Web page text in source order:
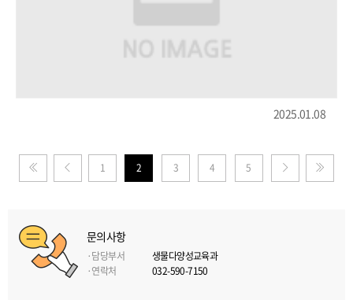
2025.01.08
1 2 3 4 5
문의사항
담당부서
생물다양성교육과
연락처
032-590-7150